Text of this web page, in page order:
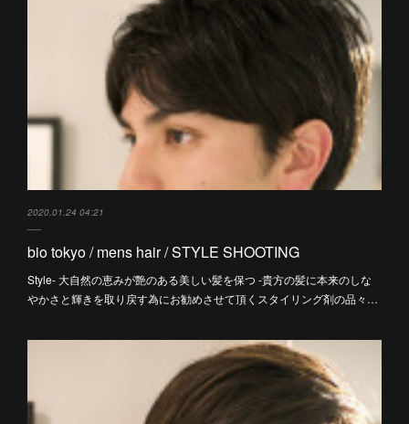
2020.01.24 04:21
bio tokyo / mens hair / STYLE SHOOTING
Style- 大自然の恵みが艶のある美しい髪を保つ -貴方の髪に本来のしな
やかさと輝きを取り戻す為にお勧めさせて頂くスタイリング剤の品々…